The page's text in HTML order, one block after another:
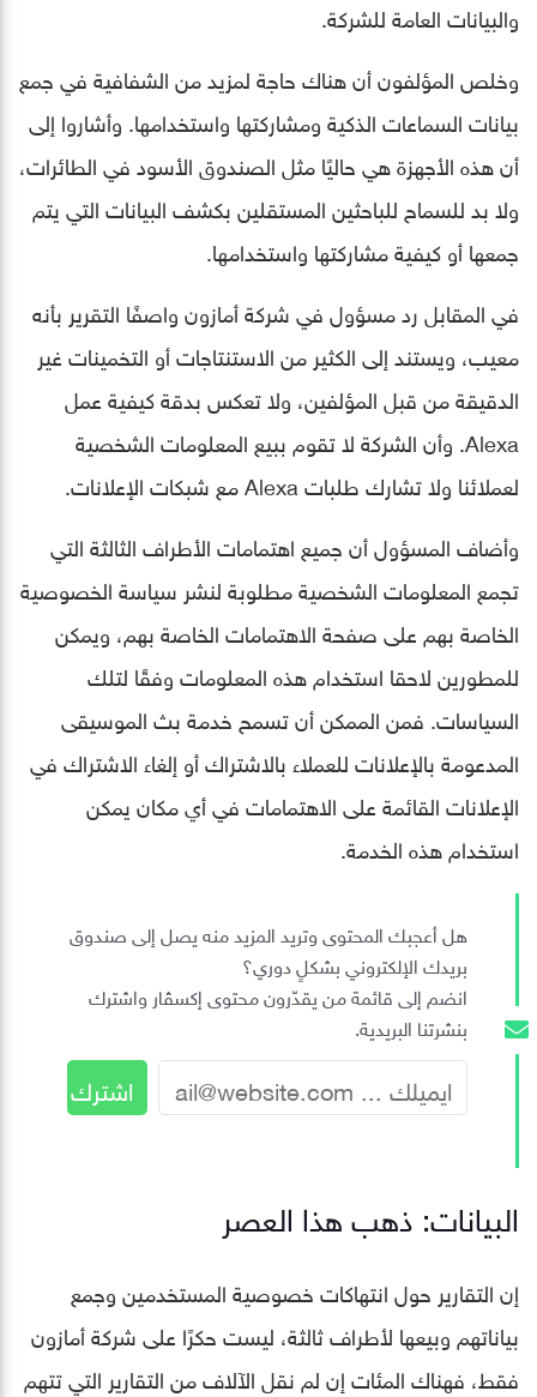
والبيانات العامة للشركة.
وخلص المؤلفون أن هناك حاجة لمزيد من الشفافية في جمع
بيانات السماعات الذكية ومشاركتها واستخدامها. وأشاروا إلى
أن هذه الأجهزة هي حاليًا مثل الصندوق الأسود في الطائرات،
ولا بد للسماح للباحثين المستقلين بكشف البيانات التي يتم
جمعها أو كيفية مشاركتها واستخدامها.
في المقابل رد مسؤول في شركة أمازون واصفًا التقرير بأنه
معيب، ويستند إلى الكثير من الاستنتاجات أو التخمينات غير
الدقيقة من قبل المؤلفين، ولا تعكس بدقة كيفية عمل
Alexa. وأن الشركة لا تقوم ببيع المعلومات الشخصية
لعملائنا ولا تشارك طلبات Alexa مع شبكات الإعلانات.
وأضاف المسؤول أن جميع اهتمامات الأطراف الثالثة التي
تجمع المعلومات الشخصية مطلوبة لنشر سياسة الخصوصية
الخاصة بهم على صفحة الاهتمامات الخاصة بهم، ويمكن
للمطورين لاحقا استخدام هذه المعلومات وفقًا لتلك
السياسات. فمن الممكن أن تسمح خدمة بث الموسيقى
المدعومة بالإعلانات للعملاء بالاشتراك أو إلغاء الاشتراك في
الإعلانات القائمة على الاهتمامات في أي مكان يمكن
استخدام هذه الخدمة.
هل أعجبك المحتوى وتريد المزيد منه يصل إلى صندوق
بريدك الإلكتروني بشكلٍ دوري؟
انضم إلى قائمة من يقدّرون محتوى إكسڤار واشترك
بنشرتنا البريدية.
البيانات: ذهب هذا العصر
إن التقارير حول انتهاكات خصوصية المستخدمين وجمع
بياناتهم وبيعها لأطراف ثالثة، ليست حكرًا على شركة أمازون
فقط، فهناك المئات إن لم نقل الآلاف من التقارير التي تتهم